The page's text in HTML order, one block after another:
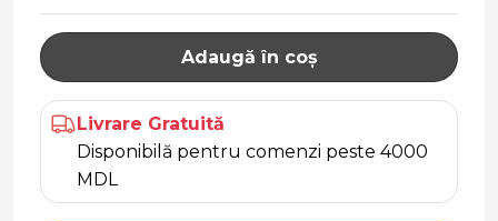
Adaugă în coș
Livrare Gratuită
Disponibilă pentru comenzi peste 4000
MDL